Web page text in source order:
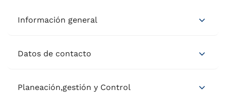
Información general
Datos de contacto
Planeación,gestión y Control